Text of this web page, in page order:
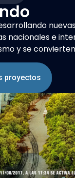
nacionales e
y se
proyectos